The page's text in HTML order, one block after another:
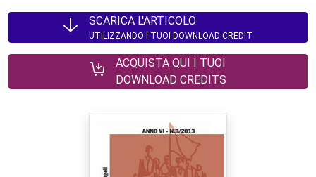
SCARICA L'ARTICOLO
UTILIZZANDO I TUOI DOWNLOAD CREDIT
ACQUISTA QUI I TUOI
DOWNLOAD CREDITS